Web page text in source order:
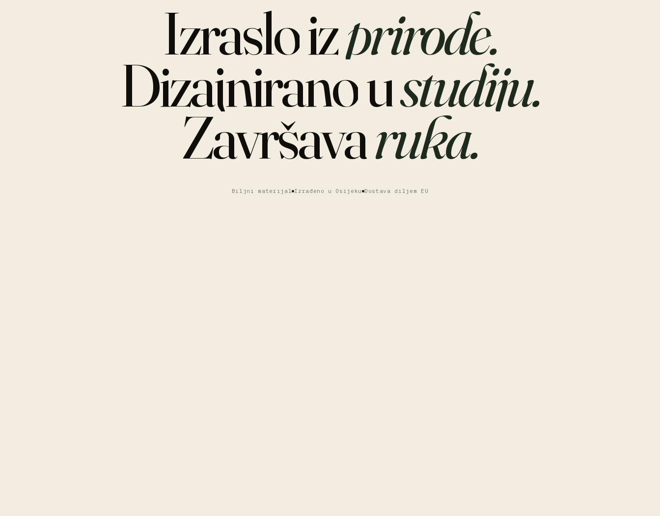
Izrasloizprirode.
Dizajniranoustudiju.
Završavaruka.
Biljni materijal Izrađeno u Osijeku Dostava diljem EU